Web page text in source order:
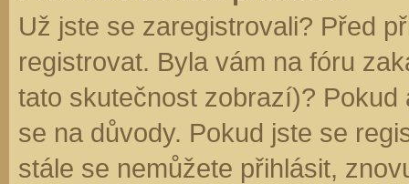
Už jste se zaregistrovali? Před
registrovat. Byla vám na fóru
tato skutečnost zobrazí)?
se na důvody. Pokud jste se
stále se nemůžete přihlásit,